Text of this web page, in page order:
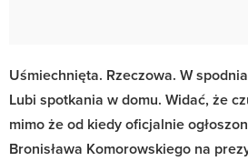
Uśmiechnięta. Rzeczowa. W
Lubi spotkania w domu. Widać, że
mimo że od kiedy oficjalnie
Bronisława Komorowskiego na